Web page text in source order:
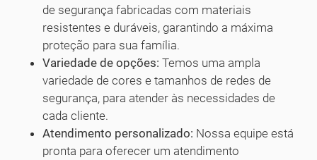
de segurança fabricadas com materiais
resistentes e duráveis, garantindo a máxima
proteção para sua família.
Variedade de opções: Temos uma ampla
variedade de cores e tamanhos de redes de
segurança, para atender às necessidades de
cada cliente.
Atendimento personalizado: Nossa equipe está
pronta para oferecer um atendimento